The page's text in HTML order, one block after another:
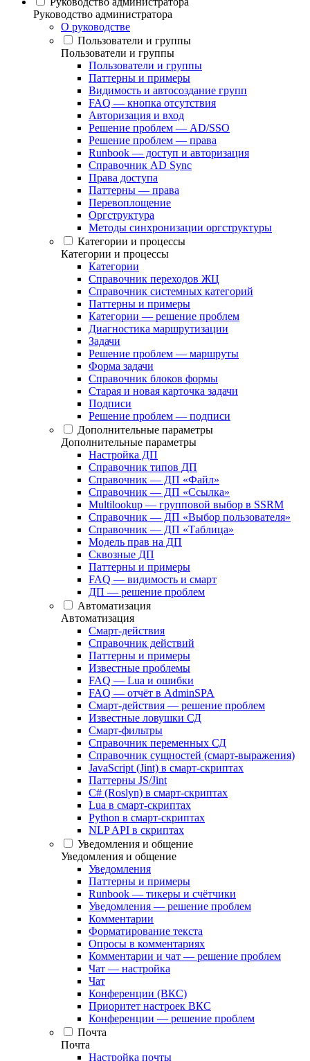
Руководство администратора
О руководстве
Пользователи и группы
Пользователи и группы
Пользователи и группы
Паттерны и примеры
Видимость и автосоздание групп
FAQ — кнопка отсутствия
Авторизация и вход
Решение проблем — AD/SSO
Решение проблем — права
Runbook — доступ и авторизация
Справочник AD Sync
Права доступа
Паттерны — права
Перевоплощение
Оргструктура
Методы синхронизации оргструктуры
Категории и процессы
Категории и процессы
Категории
Справочник переходов ЖЦ
Справочник системных категорий
Паттерны и примеры
Категории — решение проблем
Диагностика маршрутизации
Задачи
Решение проблем — маршруты
Форма задачи
Справочник блоков формы
Старая и новая карточка задачи
Подписи
Решение проблем — подписи
Дополнительные параметры
Дополнительные параметры
Настройка ДП
Справочник типов ДП
Справочник — ДП «Файл»
Справочник — ДП «Ссылка»
Multilookup — групповой выбор в SSRM
Справочник — ДП «Выбор пользователя»
Справочник — ДП «Таблица»
Модель прав на ДП
Сквозные ДП
Паттерны и примеры
FAQ — видимость и смарт
ДП — решение проблем
Автоматизация
Автоматизация
Смарт-действия
Справочник действий
Паттерны и примеры
Известные проблемы
FAQ — Lua и ошибки
FAQ — отчёт в AdminSPA
Смарт-действия — решение проблем
Известные ловушки СД
Смарт-фильтры
Справочник переменных СД
Справочник сущностей (смарт-выражения)
JavaScript (Jint) в смарт-скриптах
Паттерны JS/Jint
C# (Roslyn) в смарт-скриптах
Lua в смарт-скриптах
Python в смарт-скриптах
NLP API в скриптах
Уведомления и общение
Уведомления и общение
Уведомления
Паттерны и примеры
Runbook — тикеры и счётчики
Уведомления — решение проблем
Комментарии
Форматирование текста
Опросы в комментариях
Комментарии и чат — решение проблем
Чат — настройка
Чат
Конференции (ВКС)
Приоритет настроек ВКС
Конференции — решение проблем
Почта
Почта
Настройка почты